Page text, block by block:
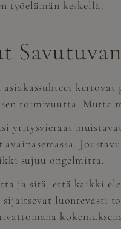
työelämän keskellä.
toimivuutta. Mutta
yritysvieraat
avainasemassa.
sujuu ongelmitta.
ja sitä, että kaikki
luontevasti